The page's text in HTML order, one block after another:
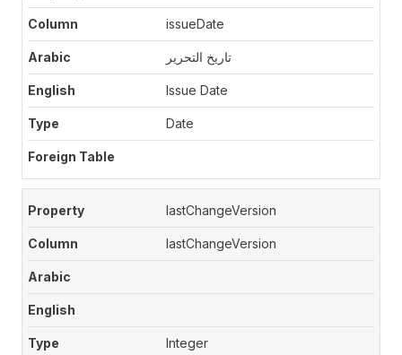
issueDate
تاريخ التحرير
Issue Date
Date
lastChangeVersion
lastChangeVersion
Integer